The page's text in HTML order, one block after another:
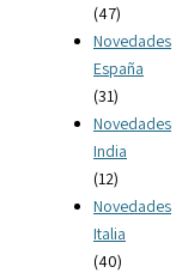
(47)
Novedades
España
(31)
Novedades
India
(12)
Novedades
Italia
(40)